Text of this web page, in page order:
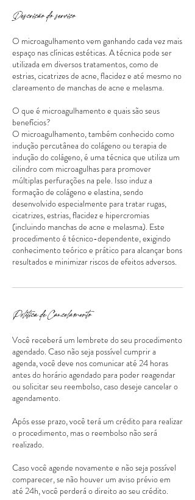
Descrição do serviço
O microagulhamento vem ganhando cada vez mais
espaço nas clínicas estéticas. A técnica pode ser
utilizada em diversos tratamentos, como de
estrias, cicatrizes de acne, flacidez e até mesmo no
clareamento de manchas de acne e melasma.
O que é microagulhamento e quais são seus
benefícios?
O microagulhamento, também conhecido como
indução percutânea do colágeno ou terapia de
indução do colágeno, é uma técnica que utiliza um
cilindro com microagulhas para promover
múltiplas perfurações na pele. Isso induz a
formação de colágeno e elastina, sendo
desenvolvido especialmente para tratar rugas,
cicatrizes, estrias, flacidez e hipercromias
(incluindo manchas de acne e melasma). Este
procedimento é técnico-dependente, exigindo
conhecimento teórico e prático para alcançar bons
resultados e minimizar riscos de efeitos adversos.
Política de Cancelamento
Você receberá um lembrete do seu procedimento
agendado. Caso não seja possível cumprir a
agenda, você deve nos comunicar até 24 horas
antes do horário agendado para poder reagendar
ou solicitar seu reembolso, caso deseje cancelar o
agendamento.
Após esse prazo, você terá um crédito para realizar
o procedimento, mas o reembolso não será
realizado.
Caso você agende novamente e não seja possível
comparecer, se não houver um aviso prévio em